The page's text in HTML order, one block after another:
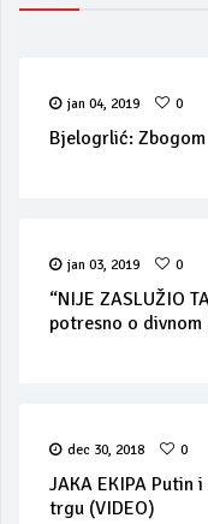
jan 04, 2019 0
Bjelogrlić:
jan 03, 2019 0
“NIJE ZASLUŽIO
potresno o
dec 30, 2018 0
JAKA EKIPA Putin
trgu (VIDEO)